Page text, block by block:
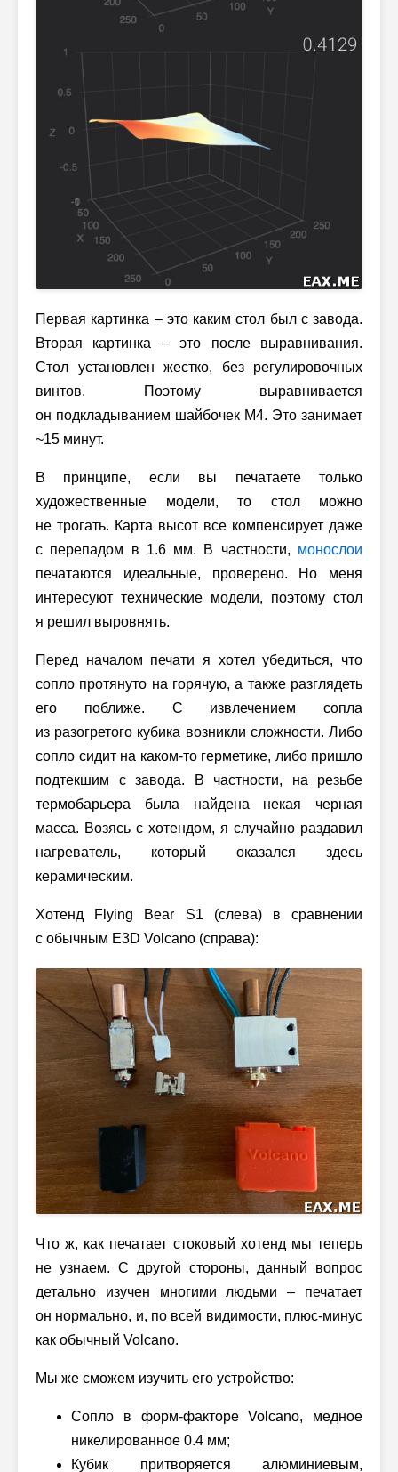
Первая картинка – это каким стол был с завода.
Вторая картинка – это после выравнивания.
Стол установлен жестко, без регулировочных
винтов. Поэтому выравнивается
он подкладыванием шайбочек M4. Это занимает
~15 минут.
В принципе, если вы печатаете только
художественные модели, то стол можно
не трогать. Карта высот все компенсирует даже
с перепадом в 1.6 мм. В частности, монослои
печатаются идеальные, проверено. Но меня
интересуют технические модели, поэтому стол
я решил выровнять.
Перед началом печати я хотел убедиться, что
сопло протянуто на горячую, а также разглядеть
его поближе. С извлечением сопла
из разогретого кубика возникли сложности. Либо
сопло сидит на каком-то герметике, либо пришло
подтекшим с завода. В частности, на резьбе
термобарьера была найдена некая черная
масса. Возясь с хотендом, я случайно раздавил
нагреватель, который оказался здесь
керамическим.
Хотенд Flying Bear S1 (слева) в сравнении
с обычным E3D Volcano (справа):
Что ж, как печатает стоковый хотенд мы теперь
не узнаем. С другой стороны, данный вопрос
детально изучен многими людьми – печатает
он нормально, и, по всей видимости, плюс-минус
как обычный Volcano.
Мы же сможем изучить его устройство:
Сопло в форм-факторе Volcano, медное
никелированное 0.4 мм;
Кубик притворяется алюминиевым,